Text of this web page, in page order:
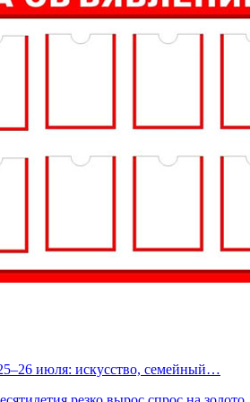
июля: искусство, семейный…